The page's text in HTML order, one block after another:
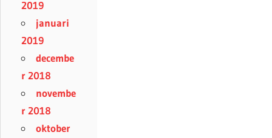
2019
januari
2019
decembe
r 2018
novembe
r 2018
oktober